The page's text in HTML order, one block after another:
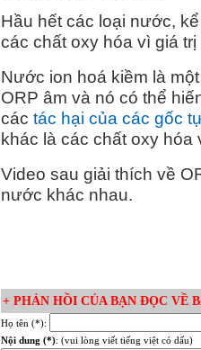
Hầu hết các loại nước,
các chất oxy hóa vì giá
Nước ion hoá kiềm là
ORP âm và nó có thể
các tác hại của các gốc
khác là các chất oxy
Video sau giải thích về
nước khác nhau.
+ PHẢN HỒI CỦA BẠN ĐỌC VỀ
Họ tên (*):
Nội dung (*): (vui lòng viết tiếng việt có dấu)